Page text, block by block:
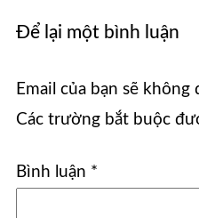
Để lại một bình luận
Email của bạn sẽ
Các trường bắt buộc
Bình luận *